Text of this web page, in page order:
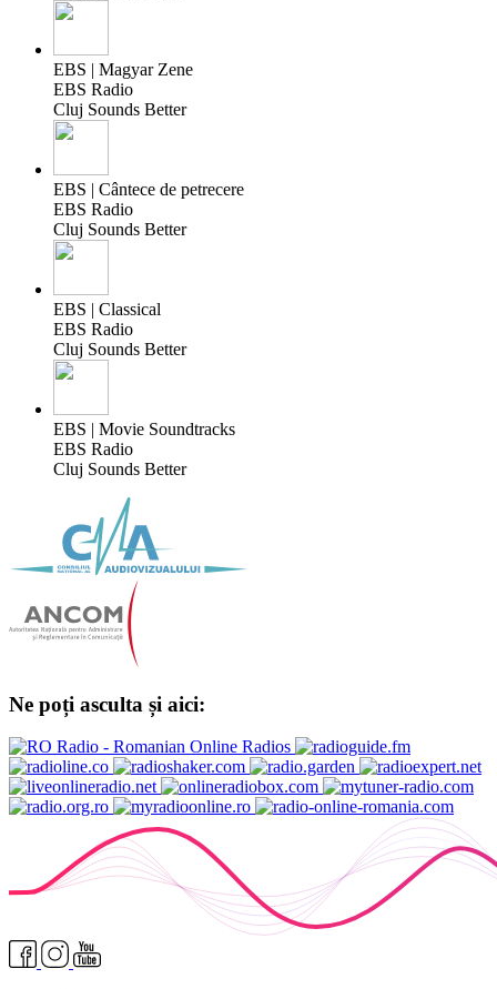
EBS | Magyar Zene
EBS Radio
Cluj Sounds Better
EBS | Cântece de petrecere
EBS Radio
Cluj Sounds Better
EBS | Classical
EBS Radio
Cluj Sounds Better
EBS | Movie Soundtracks
EBS Radio
Cluj Sounds Better
Ne poți asculta și aici: